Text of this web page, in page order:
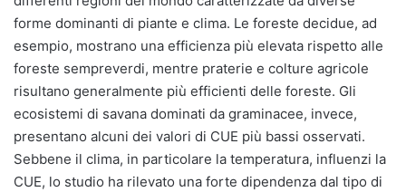
forme dominanti di piante e clima. Le foreste decidue, ad
esempio, mostrano una efficienza più elevata rispetto alle
foreste sempreverdi, mentre praterie e colture agricole
risultano generalmente più efficienti delle foreste. Gli
ecosistemi di savana dominati da graminacee, invece,
presentano alcuni dei valori di CUE più bassi osservati.
Sebbene il clima, in particolare la temperatura, influenzi la
CUE, lo studio ha rilevato una forte dipendenza dal tipo di